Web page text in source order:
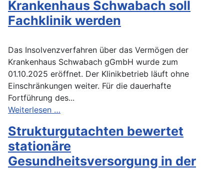
Krankenhaus Schwabach soll
Fachklinik werden
Das Insolvenzverfahren über das Vermögen der
Krankenhaus Schwabach gGmbH wurde zum
01.10.2025 eröffnet. Der Klinikbetrieb läuft ohne
Einschränkungen weiter. Für die dauerhafte
Fortführung des...
Weiterlesen …
Strukturgutachten bewertet
stationäre
Gesundheitsversorgung in der